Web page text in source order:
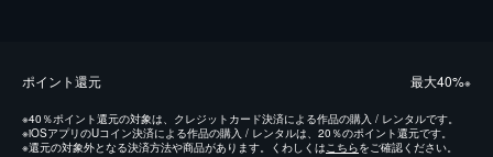
ポイント還元 最⼤40%※
※40％ポイント還元の対象は、クレジットカード決済による作品の購入 / レンタルです。
※iOSアプリのUコイン決済による作品の購入 / レンタルは、20％のポイント還元です。
※還元の対象外となる決済方法や商品があります。くわしくはこちらをご確認ください。